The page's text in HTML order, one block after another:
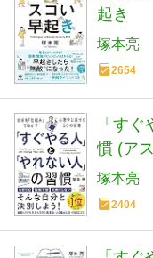
起き
塚本亮
2654
「す
慣 (ア
塚本亮
2404